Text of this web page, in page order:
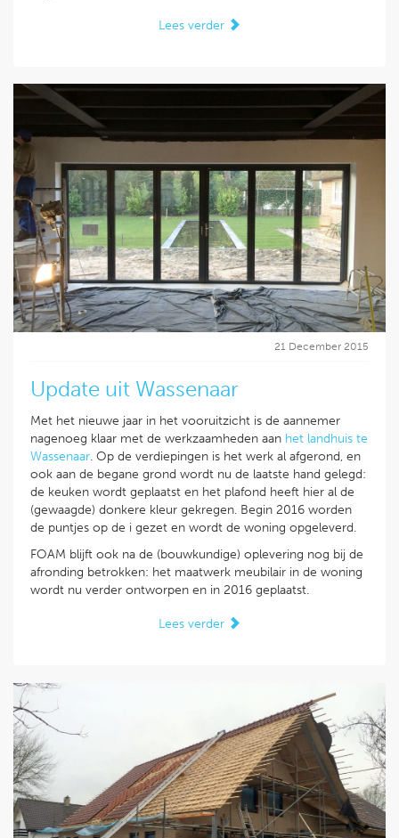
Lees verder
21 December 2015
Update uit Wassenaar
Met het nieuwe jaar in het vooruitzicht is de aannemer
nagenoeg klaar met de werkzaamheden aan het landhuis te
Wassenaar. Op de verdiepingen is het werk al afgerond, en
ook aan de begane grond wordt nu de laatste hand gelegd:
de keuken wordt geplaatst en het plafond heeft hier al de
(gewaagde) donkere kleur gekregen. Begin 2016 worden
de puntjes op de i gezet en wordt de woning opgeleverd.
FOAM blijft ook na de (bouwkundige) oplevering nog bij de
afronding betrokken: het maatwerk meubilair in de woning
wordt nu verder ontworpen en in 2016 geplaatst.
Lees verder